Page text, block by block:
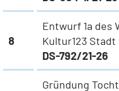
8
Entwurf 1a des
Kultur123
DS-792/21-26
Gründung